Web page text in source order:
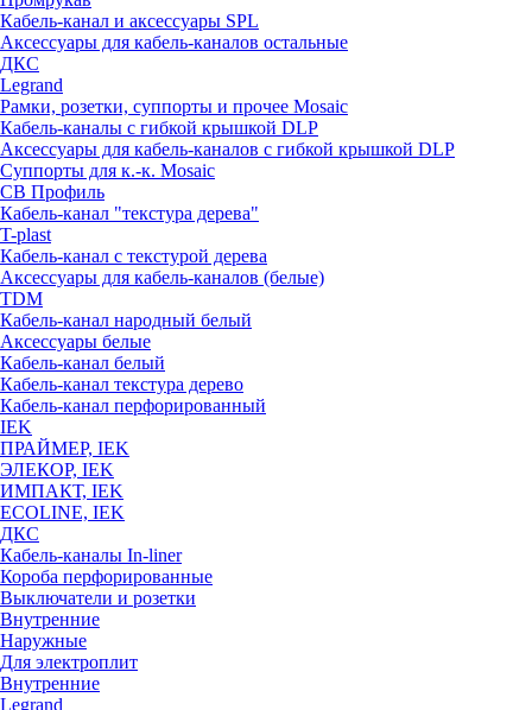
Кабель-канал и аксессуары SPL
Аксессуары для кабель-каналов остальные
ДКС
Legrand
Рамки, розетки, суппорты и прочее Mosaic
Кабель-каналы с гибкой крышкой DLP
Аксессуары для кабель-каналов с гибкой крышкой DLP
Суппорты для к.-к. Mosaic
СВ Профиль
Кабель-канал "текстура дерева"
T-plast
Кабель-канал с текстурой дерева
Аксессуары для кабель-каналов (белые)
TDM
Кабель-канал народный белый
Аксессуары белые
Кабель-канал белый
Кабель-канал текстура дерево
Кабель-канал перфорированный
IEK
ПРАЙМЕР, IEK
ЭЛЕКОР, IEK
ИМПАКТ, IEK
ECOLINE, IEK
ДКС
Кабель-каналы In-liner
Короба перфорированные
Выключатели и розетки
Внутренние
Наружные
Для электроплит
Внутренние
Legrand